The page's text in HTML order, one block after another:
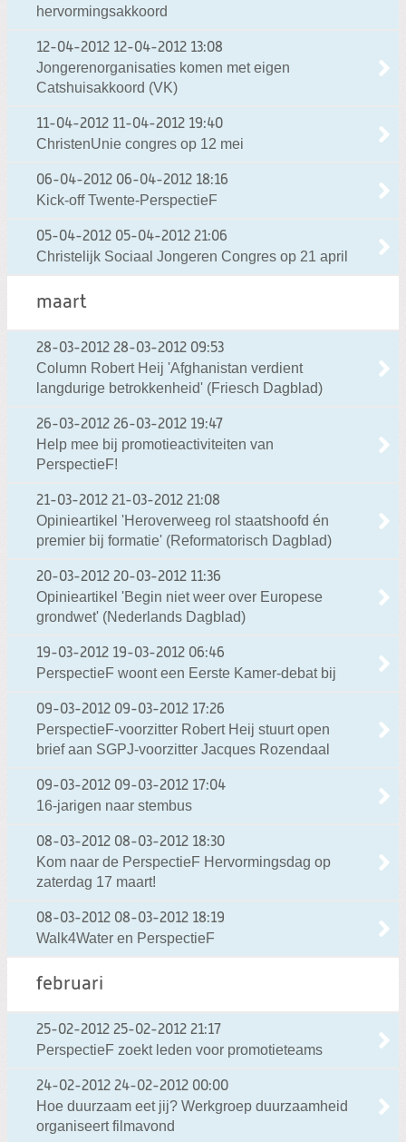
hervormingsakkoord
12-04-2012 12-04-2012 13:08
Jongerenorganisaties komen met eigen
Catshuisakkoord (VK)
11-04-2012 11-04-2012 19:40
ChristenUnie congres op 12 mei
06-04-2012 06-04-2012 18:16
Kick-off Twente-PerspectieF
05-04-2012 05-04-2012 21:06
Christelijk Sociaal Jongeren Congres op 21 april
maart
28-03-2012 28-03-2012 09:53
Column Robert Heij 'Afghanistan verdient
langdurige betrokkenheid' (Friesch Dagblad)
26-03-2012 26-03-2012 19:47
Help mee bij promotieactiviteiten van
PerspectieF!
21-03-2012 21-03-2012 21:08
Opinieartikel 'Heroverweeg rol staatshoofd én
premier bij formatie' (Reformatorisch Dagblad)
20-03-2012 20-03-2012 11:36
Opinieartikel 'Begin niet weer over Europese
grondwet' (Nederlands Dagblad)
19-03-2012 19-03-2012 06:46
PerspectieF woont een Eerste Kamer-debat bij
09-03-2012 09-03-2012 17:26
PerspectieF-voorzitter Robert Heij stuurt open
brief aan SGPJ-voorzitter Jacques Rozendaal
09-03-2012 09-03-2012 17:04
16-jarigen naar stembus
08-03-2012 08-03-2012 18:30
Kom naar de PerspectieF Hervormingsdag op
zaterdag 17 maart!
08-03-2012 08-03-2012 18:19
Walk4Water en PerspectieF
februari
25-02-2012 25-02-2012 21:17
PerspectieF zoekt leden voor promotieteams
24-02-2012 24-02-2012 00:00
Hoe duurzaam eet jij? Werkgroep duurzaamheid
organiseert filmavond